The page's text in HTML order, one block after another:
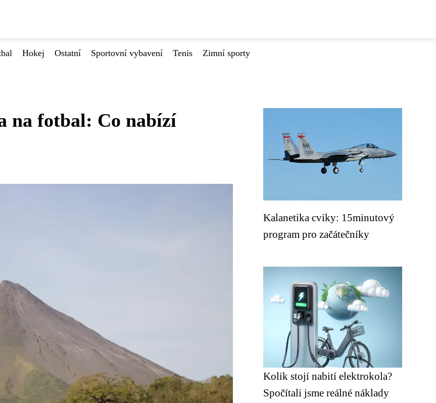
Hokej Ostatní Sportovní vybavení Tenis Zimní sporty
na fotbal: Co nabízí
Kalanetika cviky: 15minutový
program pro začátečníky
Kolik stojí nabití elektrokola?
Spočítali jsme reálné náklady